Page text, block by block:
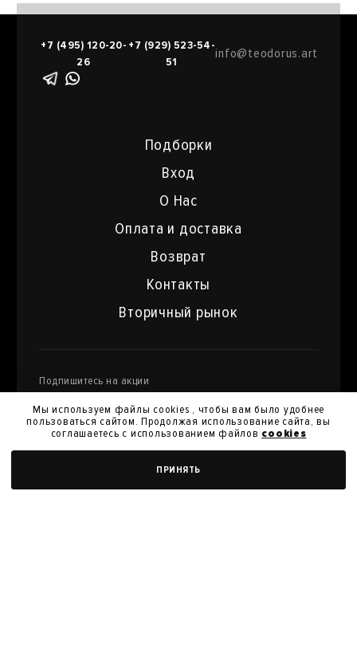
Подборки
Вход
О Нас
Оплата и доставка
Возврат
Контакты
Вторичный рынок
+7 (495) 120-20-
26
+7 (929) 523-54-
51
info@teodorus.art
Подпишитесь на акции
согласие на обработку моих персональных
Мы используем файлы cookies , чтобы вам было удобнее
пользоваться сайтом. Продолжая использование сайта, вы
соглашаетесь с использованием файлов cookies
ПРИНЯТЬ